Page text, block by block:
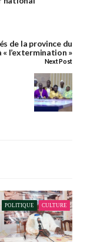
de la province du
« l’extermination »
Next Post
POLITIQUE CULTURE